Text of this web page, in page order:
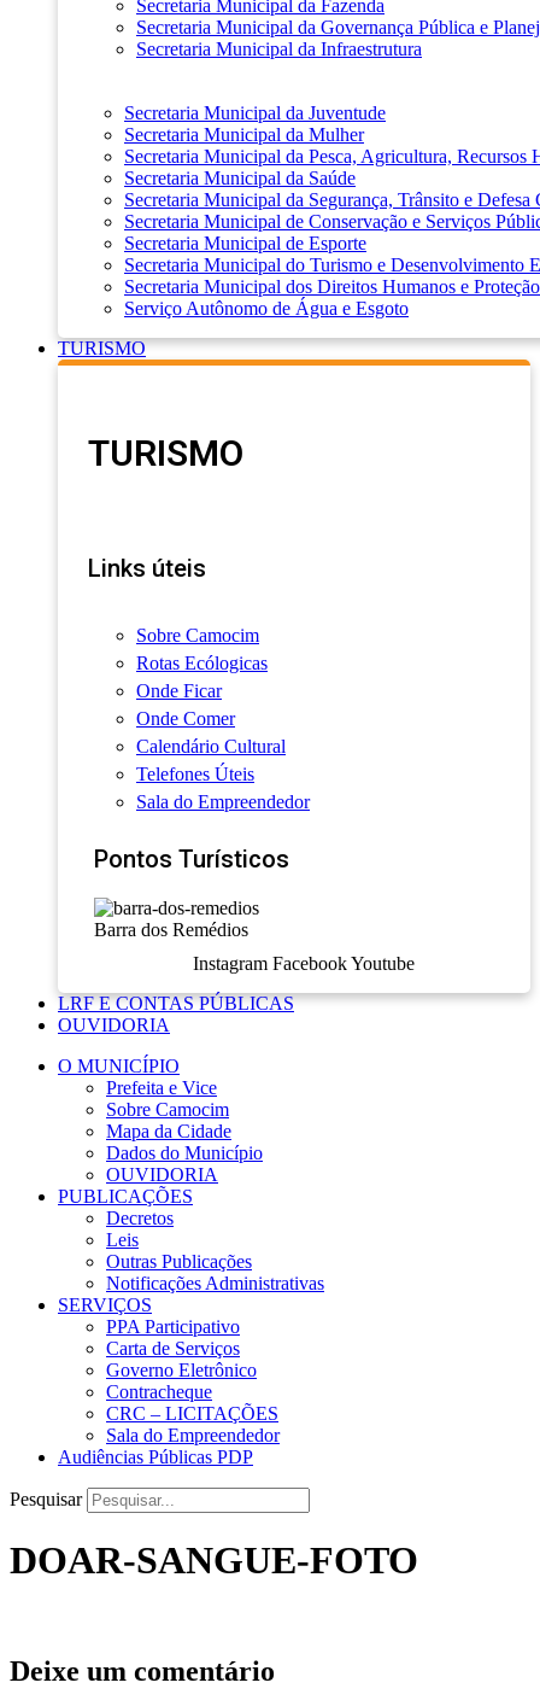
Secretaria Municipal da Fazenda
Secretaria Municipal da Governança Pública e
Secretaria Municipal da Infraestrutura
Secretaria Municipal da Juventude
Secretaria Municipal da Mulher
Secretaria Municipal da Pesca, Agricultura, Recursos
Secretaria Municipal da Saúde
Secretaria Municipal da Segurança, Trânsito e Defesa
Secretaria Municipal de Conservação e Serviços
Secretaria Municipal de Esporte
Secretaria Municipal do Turismo e Desenvolvimento
Secretaria Municipal dos Direitos Humanos e
Serviço Autônomo de Água e Esgoto
TURISMO
TURISMO
Links úteis
Sobre Camocim
Rotas Ecólogicas
Onde Ficar
Onde Comer
Calendário Cultural
Telefones Úteis
Sala do Empreendedor
Pontos Turísticos
Barra dos Remédios
Instagram Facebook Youtube
LRF E CONTAS PÚBLICAS
OUVIDORIA
O MUNICÍPIO
Prefeita e Vice
Sobre Camocim
Mapa da Cidade
Dados do Município
OUVIDORIA
PUBLICAÇÕES
Decretos
Leis
Outras Publicações
Notificações Administrativas
SERVIÇOS
PPA Participativo
Carta de Serviços
Governo Eletrônico
Contracheque
CRC – LICITAÇÕES
Sala do Empreendedor
Audiências Públicas PDP
Pesquisar
DOAR-SANGUE-FOTO
Deixe um comentário